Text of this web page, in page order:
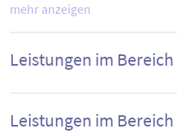
mehr anzeigen
Leistungen im Bereich
Leistungen im Bereich